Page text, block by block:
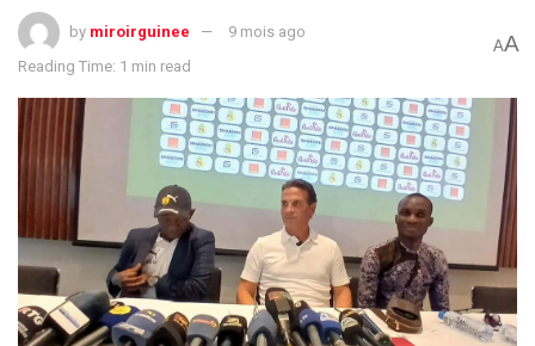
by miroirguinee
9 mois ago
Reading Time: 1 min read
AA